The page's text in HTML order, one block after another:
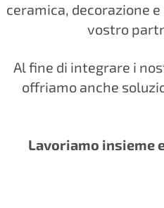
ceramica, decorazione
vostro
Al fine di integrare i
offriamo anche
Lavoriamo insieme